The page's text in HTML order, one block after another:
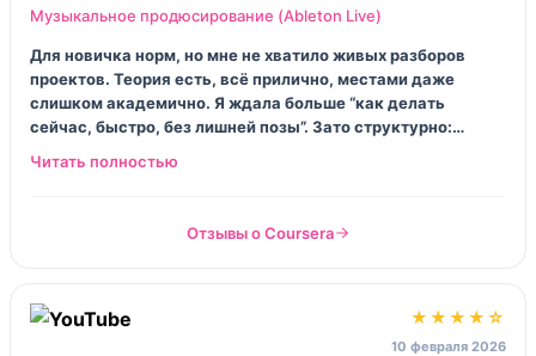
Музыкальное продюсирование (Ableton Live)
Для новичка норм, но мне не хватило живых разборов
проектов. Теория есть, всё прилично, местами даже
слишком академично. Я ждала больше “как делать
сейчас, быстро, без лишней позы”. Зато структурно:
Отзывы о Coursera
★★★★☆
10 февраля 2026